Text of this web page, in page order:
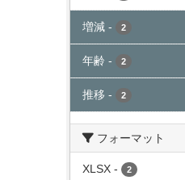
増減 - 2
年齢 - 2
推移 - 2
フォーマット
XLSX - 2